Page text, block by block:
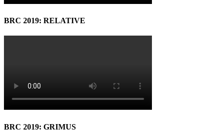
BRC 2019: RELATIVE
BRC 2019: GRIMUS